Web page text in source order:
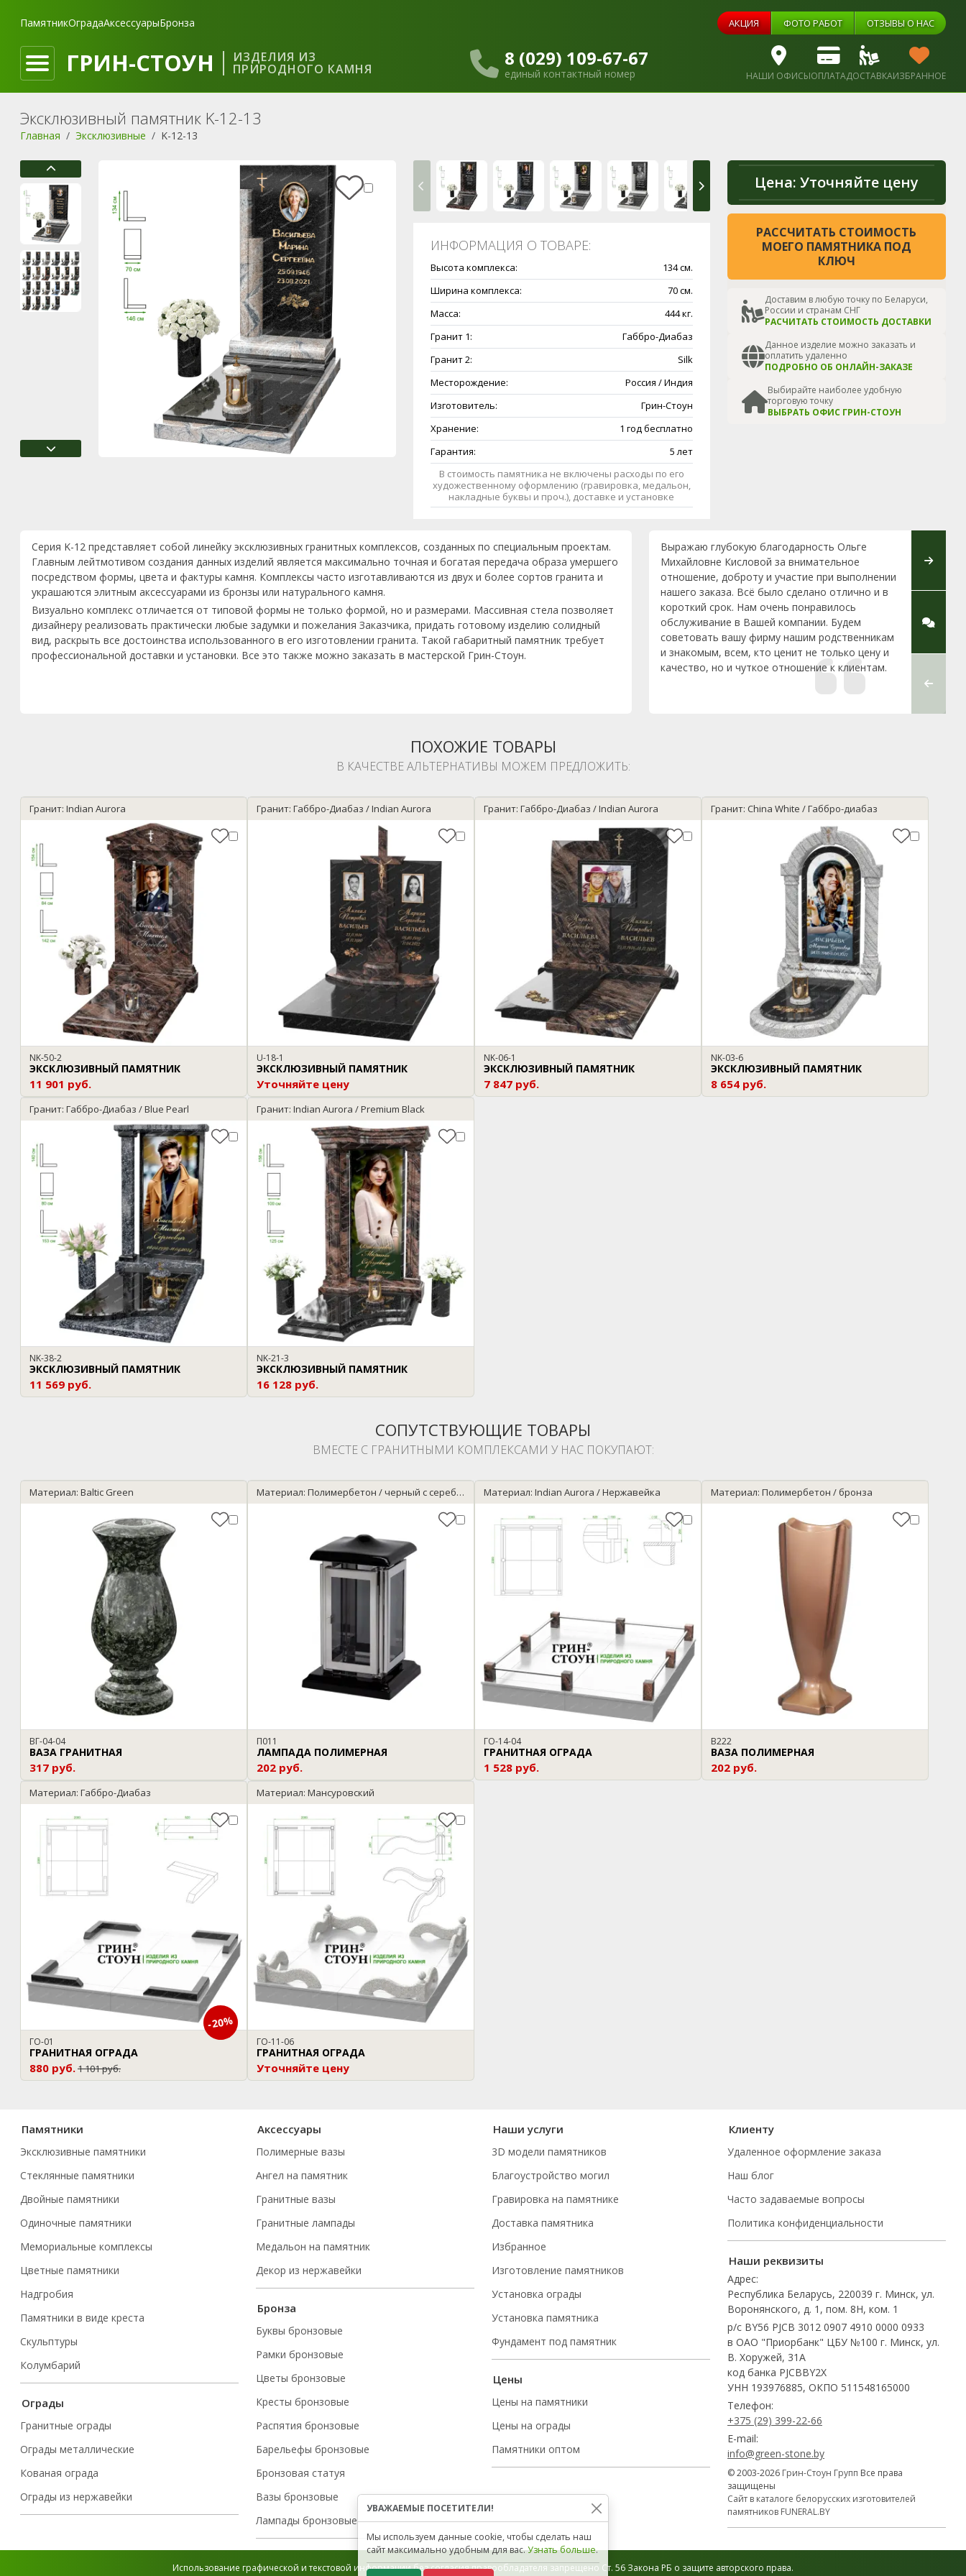
ПамятникОградаАксессуарыБронза АКЦИЯ ФОТО РАБОТ ОТЗЫВЫ О НАС
ГРИН-СТОУН ИЗДЕЛИЯ ИЗ
ПРИРОДНОГО КАМНЯ 8 (029) 109-67-67
единый контактный номер НАШИ ОФИСЫОПЛАТАДОСТАВКАИЗБРАННОЕ
Эксклюзивный памятник K-12-13
Главная Эксклюзивные K-12-13
Цена: Уточняйте цену
РАССЧИТАТЬ СТОИМОСТЬ
МОЕГО ПАМЯТНИКА ПОД
КЛЮЧ
Доставим в любую точку по Беларуси,
России и странам СНГ
РАСЧИТАТЬ СТОИМОСТЬ ДОСТАВКИ
Данное изделие можно заказать и
оплатить удаленно
ПОДРОБНО ОБ ОНЛАЙН-ЗАКАЗЕ
Выбирайте наиболее удобную
торговую точку
ВЫБРАТЬ ОФИС ГРИН-СТОУН
ИНФОРМАЦИЯ О ТОВАРЕ:
Высота комплекса:
134 см.
Ширина комплекса:
70 см.
Масса:
444 кг.
Гранит 1:
Габбро-Диабаз
Гранит 2:
Silk
Месторождение:
Россия / Индия
Изготовитель:
Грин-Стоун
Хранение:
1 год бесплатно
Гарантия:
5 лет
В стоимость памятника не включены расходы по его
художественному оформлению (гравировка, медальон,
накладные буквы и проч.), доставке и установке
Серия K-12 представляет собой линейку эксклюзивных гранитных комплексов, созданных по специальным проектам.
Главным лейтмотивом создания данных изделий является максимально точная и богатая передача образа умершего
посредством формы, цвета и фактуры камня. Комплексы часто изготавливаются из двух и более сортов гранита и
украшаются элитным аксессуарами из бронзы или натурального камня.
Визуально комплекс отличается от типовой формы не только формой, но и размерами. Массивная стела позволяет
дизайнеру реализовать практически любые задумки и пожелания Заказчика, придать готовому изделию солидный
вид, раскрыть все достоинства использованного в его изготовлении гранита. Такой габаритный памятник требует
профессиональной доставки и установки. Все это также можно заказать в мастерской Грин-Стоун.
Выражаю глубокую благодарность Ольге
Михайловне Кисловой за внимательное
отношение, доброту и участие при выполнении
нашего заказа. Всё было сделано отлично и в
короткий срок. Нам очень понравилось
обслуживание в Вашей компании. Будем
советовать вашу фирму нашим родственникам
и знакомым, всем, кто ценит не только цену и
качество, но и чуткое отношение к клиентам.
очень
ПОХОЖИЕ ТОВАРЫ
В КАЧЕСТВЕ АЛЬТЕРНАТИВЫ МОЖЕМ ПРЕДЛОЖИТЬ:
Гранит: Indian Aurora
NK-50-2
ЭКСКЛЮЗИВНЫЙ ПАМЯТНИК
11 901 руб.
Гранит: Габбро-Диабаз / Indian Aurora
U-18-1
ЭКСКЛЮЗИВНЫЙ ПАМЯТНИК
Уточняйте цену
Гранит: Габбро-Диабаз / Indian Aurora
NK-06-1
ЭКСКЛЮЗИВНЫЙ ПАМЯТНИК
7 847 руб.
Гранит: China White / Габбро-диабаз
NK-03-6
ЭКСКЛЮЗИВНЫЙ ПАМЯТНИК
8 654 руб.
Гранит: Габбро-Диабаз / Blue Pearl
NK-38-2
ЭКСКЛЮЗИВНЫЙ ПАМЯТНИК
11 569 руб.
Гранит: Indian Aurora / Premium Black
NK-21-3
ЭКСКЛЮЗИВНЫЙ ПАМЯТНИК
16 128 руб.
СОПУТСТВУЮЩИЕ ТОВАРЫ
ВМЕСТЕ С ГРАНИТНЫМИ КОМПЛЕКСАМИ У НАС ПОКУПАЮТ:
Материал: Baltic Green
ВГ-04-04
ВАЗА ГРАНИТНАЯ
317 руб.
Материал: Полимербетон / черный с серебром
П011
ЛАМПАДА ПОЛИМЕРНАЯ
202 руб.
Материал: Indian Aurora / Нержавейка
ГО-14-04
ГРАНИТНАЯ ОГРАДА
1 528 руб.
Материал: Полимербетон / бронза
В222
ВАЗА ПОЛИМЕРНАЯ
202 руб.
Материал: Габбро-Диабаз
ГО-01
ГРАНИТНАЯ ОГРАДА
880 руб.1 101 руб.
-20%
Материал: Мансуровский
ГО-11-06
ГРАНИТНАЯ ОГРАДА
Уточняйте цену
Памятники
Эксклюзивные памятники
Стеклянные памятники
Двойные памятники
Одиночные памятники
Мемориальные комплексы
Цветные памятники
Надгробия
Памятники в виде креста
Скульптуры
Колумбарий
Ограды
Гранитные ограды
Ограды металлические
Кованая ограда
Ограды из нержавейки
Аксессуары
Полимерные вазы
Ангел на памятник
Гранитные вазы
Гранитные лампады
Медальон на памятник
Декор из нержавейки
Бронза
Буквы бронзовые
Рамки бронзовые
Цветы бронзовые
Кресты бронзовые
Распятия бронзовые
Барельефы бронзовые
Бронзовая статуя
Вазы бронзовые
Лампады бронзовые
Наши услуги
3D модели памятников
Благоустройство могил
Гравировка на памятнике
Доставка памятника
Избранное
Изготовление памятников
Установка ограды
Установка памятника
Фундамент под памятник
Цены
Цены на памятники
Цены на ограды
Памятники оптом
Клиенту
Удаленное оформление заказа
Наш блог
Часто задаваемые вопросы
Политика конфиденциальности
Наши реквизиты
Адрес:
Республика Беларусь, 220039 г. Минск, ул.
Воронянского, д. 1, пом. 8Н, ком. 1
р/с BY56 PJCB 3012 0907 4910 0000 0933
в ОАО "Приорбанк" ЦБУ №100 г. Минск, ул.
В. Хоружей, 31А
код банка PJCBBY2X
УНН 193976885, ОКПО 511548165000
Телефон:
+375 (29) 399-22-66
E-mail:
info@green-stone.by
© 2003-2026 Грин-Стоун Групп Все права
защищены
Сайт в каталоге белорусских изготовителей
памятников FUNERAL.BY
Использование графической и текстовой информации без согласия правообладателя запрещено Ст. 56 Закона РБ о защите авторского права.
УВАЖАЕМЫЕ ПОСЕТИТЕЛИ!
Мы используем данные cookie, чтобы сделать наш
сайт максимально удобным для вас.Узнать больше.